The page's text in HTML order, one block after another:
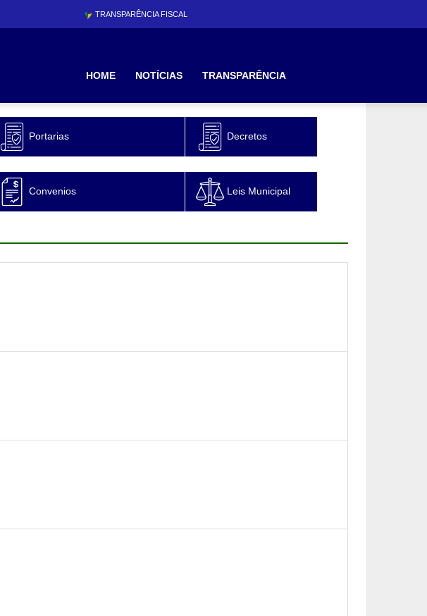
TRANSPARÊNCIA FISCAL
HOME NOTÍCIAS TRANSPARÊNCIA
Portarias Decretos
Convenios Leis Municipal